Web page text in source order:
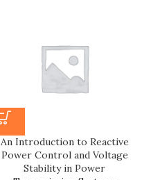
An Introduction to Reactive
Power Control and Voltage
Stability in Power